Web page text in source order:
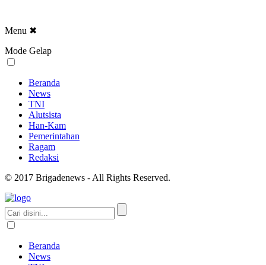
Menu ✖
Mode Gelap
Beranda
News
TNI
Alutsista
Han-Kam
Pemerintahan
Ragam
Redaksi
© 2017 Brigadenews - All Rights Reserved.
Beranda
News